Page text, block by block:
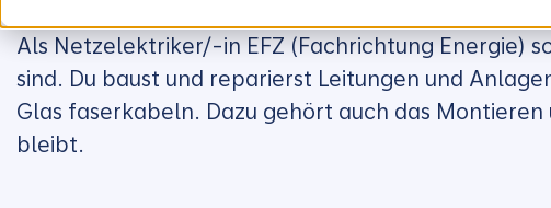
Als Netzelektriker/-in EFZ (Fachrichtung Energie)
sind. Du baust und reparierst Leitungen und
Glas faserkabeln. Dazu gehört auch das
bleibt.